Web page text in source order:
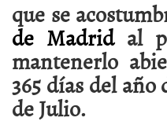
que se
de Madrid al
mantenerlo
365 días del año
de Julio.